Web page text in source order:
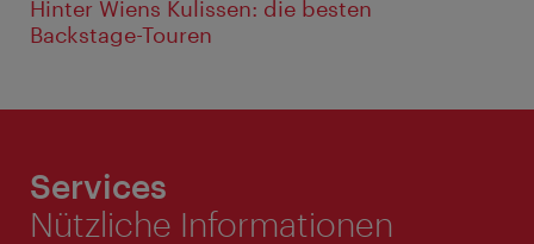
Hinter Wiens Kulissen: die besten
Backstage-Touren
Services
Nützliche Informationen